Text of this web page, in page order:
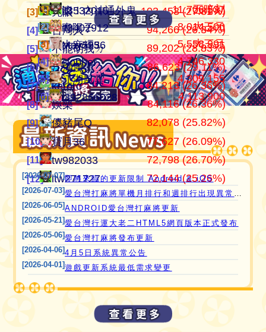
愛台灣打麻將🖥️📱適用於所有市面上大部分
瀏覽器(HTML5 遊戲)，免下載，免安裝，
現在立即點擊馬上玩😊❤️💕😘
[3] 11060203 24,306,666
[4] ‘見好就收’ 21,454,199
[5] Apple0613 21,256,110
[6] it2989674 18,649,605
[7] i918472090 15,683,266
[8] ONTARIO歐巴桑 11,220,051
[9] 青陽子 10,191,495
[10] it2967408 9,817,924
[11] i757724391 9,585,806
[12] i339494808 8,449,597
[3] 亮眼 103,453 (27.81%)
[4] 台灣人 94,266 (26.34%)
[5] 不能胡我ㄉ 89,202 (28.83%)
[6] 江湖風雲 86,623 (29.11%)
[7] keroro 84,213 (26.36%)
[8] 娛樂 84,116 (26.36%)
[9] 儍豬尾Q 82,078 (25.82%)
[10] 寶月36 77,627 (26.09%)
[11] tw982033 72,798 (26.70%)
[12] itw271727 72,144 (25.26%)
[3] 亮眼 371,987
[4] 台灣人 357,876
[5] keroro 319,443
[6] 娛樂 319,118
[7] 儍豬尾Q 317,897
[8] 不能胡我ㄉ 309,357
[9] 江湖風雲 297,614
[10] 寶月36 297,486
[11] itw271727 285,556
[12] Ｆanny 276,510
[1] 滾！內神通外鬼坐斃A賽金11,706,537
[2] 青陽子 8,014,500
[3] 大麻糬3 5,558,991
[4] clobber 4,746,330
[5] 江湖風雲 4,309,155
[6] i392866028 4,113,900
[1] it3532015 五暗刻
[2] it3402912 大三元
[3] May5956 大三元
[2026-07-07]即將來臨的更新限制 Android & iOS
[2026-07-03]
[2026-06-05]ANDROID愛台灣打麻將更新
[2026-05-21]愛台灣行運大老二HTML5網頁版本正式發布
[2026-05-06]愛台灣打麻將發布更新
[2026-04-06]4月5日系統異常公告
[2026-04-01]遊戲更新系統最低需求變更